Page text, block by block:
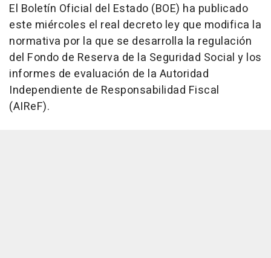
El Boletín Oficial del Estado (BOE) ha publicado
este miércoles el real decreto ley que modifica la
normativa por la que se desarrolla la regulación
del Fondo de Reserva de la Seguridad Social y los
informes de evaluación de la Autoridad
Independiente de Responsabilidad Fiscal
(AIReF).